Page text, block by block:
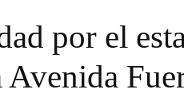
por el
Avenida